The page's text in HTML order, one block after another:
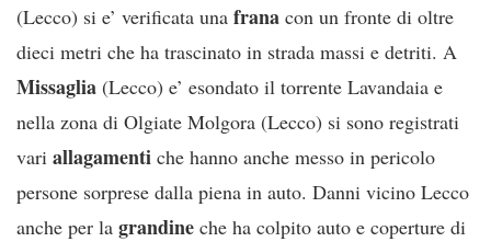
(Lecco) si e’ verificata una frana con un fronte di oltre
dieci metri che ha trascinato in strada massi e detriti. A
Missaglia (Lecco) e’ esondato il torrente Lavandaia e
nella zona di Olgiate Molgora (Lecco) si sono registrati
vari allagamenti che hanno anche messo in pericolo
persone sorprese dalla piena in auto. Danni vicino Lecco
anche per la grandine che ha colpito auto e coperture di